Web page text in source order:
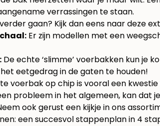
verrassingen te staan.
gaan? Kijk dan eens naar deze
Er zijn modellen met een
De echte ‘slimme’ voerbakken kun je
eetgedrag in de gaten te houden!
voerbak op chip is vooral een
probleem in het algemeen, kan dat
ook gerust een kijkje in ons
een succesvol stappenplan in 4